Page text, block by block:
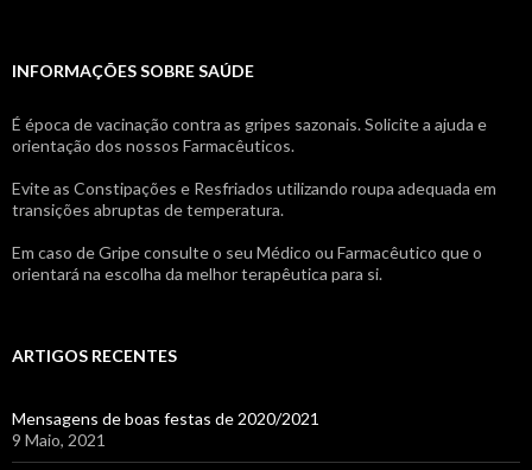
INFORMAÇÕES SOBRE SAÚDE
É época de vacinação contra as gripes sazonais. Solicite a ajuda e
orientação dos nossos Farmacêuticos.
Evite as Constipações e Resfriados utilizando roupa adequada em
transições abruptas de temperatura.
Em caso de Gripe consulte o seu Médico ou Farmacêutico que o
orientará na escolha da melhor terapêutica para si.
ARTIGOS RECENTES
Mensagens de boas festas de 2020/2021
9 Maio, 2021